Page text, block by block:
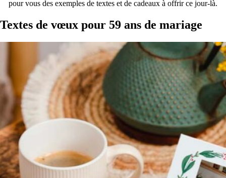
pour vous des exemples de textes et de cadeaux à offrir ce jour-là.
Textes de vœux pour 59 ans de mariage